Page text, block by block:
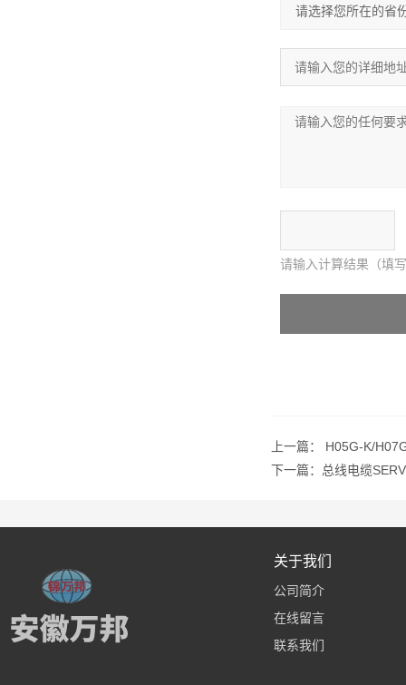
请输入计算结果（填
上一篇： H05G-K/
下一篇： 总线电缆
关于我们
公司简介
在线留言
联系我们